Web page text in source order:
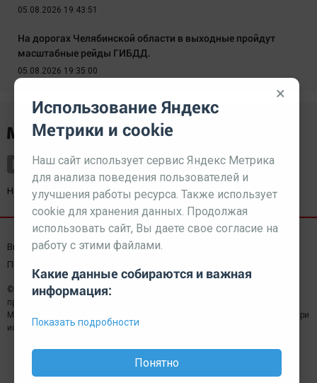
05.08.2026 19:43:51
На дорогах Челябинской области в выходные пройдут
масштабные рейды ГИБДД.
05.08.2026 19:35:00
Наш партнерkurorty-sochi.ru
Выходные данные СМИ Реклама
Пользовательское соглашение
© 2026 МЕДИАЗАВОД — Сайт может содержать контент,
предназначенный для лиц 18+
Мнение редакции может не совпадать с мнением отдельных авторов.При
использовании материалов сайта ссылка обязательна.
×
Использование Яндекс
Метрики и cookie
Наш сайт использует сервис Яндекс Метрика
для анализа поведения пользователей и
улучшения работы ресурса. Также использует
cookie для хранения данных. Продолжая
использовать сайт, Вы даете свое согласие на
работу с этими файлами.
Какие данные собираются и важная
информация:
Показать подробности
Понятно